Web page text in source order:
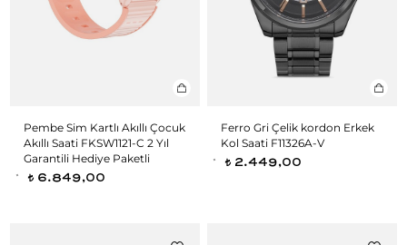
Pembe Sim Kartlı Akıllı Çocuk
Akıllı Saati FKSW1121-C 2 Yıl
Garantili Hediye Paketli
t 6.849,00
Ferro Gri Çelik kordon Erkek
Kol Saati F11326A-V
t 2.449,00